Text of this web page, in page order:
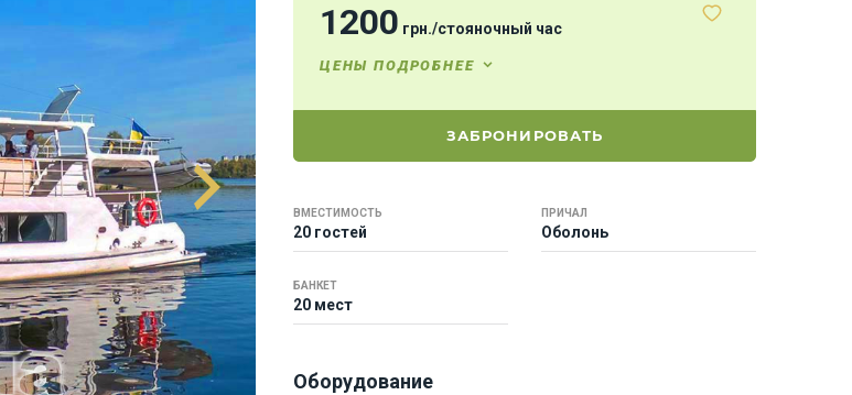
1200 грн./стояночный час
ЦЕНЫ ПОДРОБНЕЕ
ЗАБРОНИРОВАТЬ
ВМЕСТИМОСТЬ
20 гостей
ПРИЧАЛ
Оболонь
БАНКЕТ
20 мест
Оборудование